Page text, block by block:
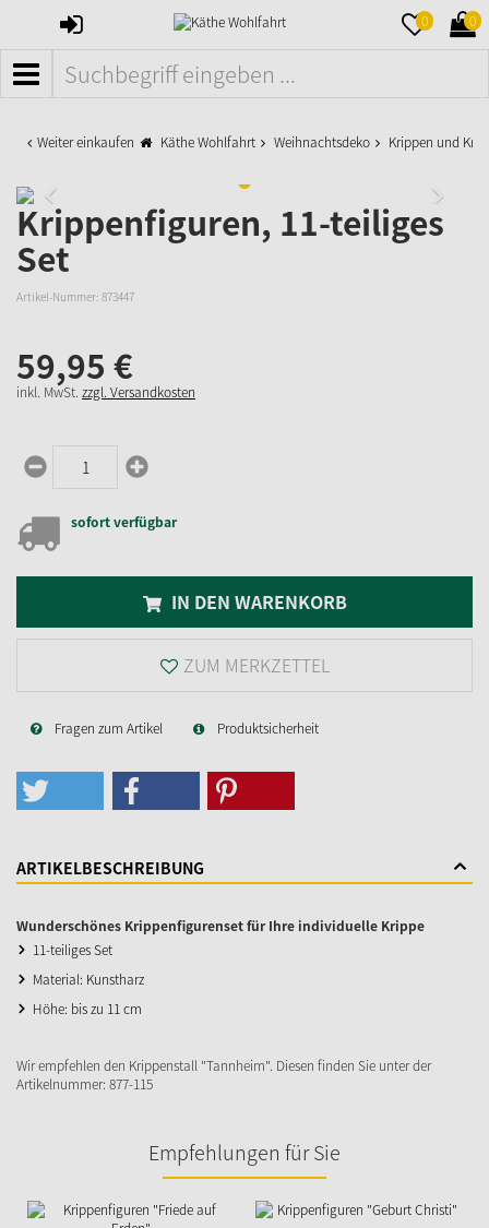
ANMELDEN 0 0
MENÜ
Weiter einkaufen Käthe Wohlfahrt Weihnachtsdeko Krippen und
Krippenfiguren, 11-teiliges
Set
Artikel-Nummer: 873447
59,95 €
inkl. MwSt. zzgl. Versandkosten
sofort verfügbar
IN DEN WARENKORB
ZUM MERKZETTEL
Fragen zum Artikel Produktsicherheit
ARTIKELBESCHREIBUNG
Wunderschönes Krippenfigurenset für Ihre individuelle Krippe
11-teiliges Set
Material: Kunstharz
Höhe: bis zu 11 cm
Wir empfehlen den Krippenstall "Tannheim". Diesen finden Sie unter der
Artikelnummer: 877-115
Empfehlungen für Sie